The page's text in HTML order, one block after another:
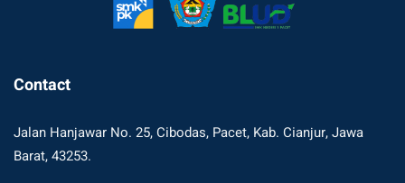
Contact
Jalan Hanjawar No. 25, Cibodas, Pacet, Kab. Cianjur, Jawa
Barat, 43253.